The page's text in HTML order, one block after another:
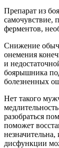
Препарат из
самочувствие,
ферментов,
Снижение
онемения
и
боярышника
болезненных
Нет такого
разобраться
поможет
дисфункции